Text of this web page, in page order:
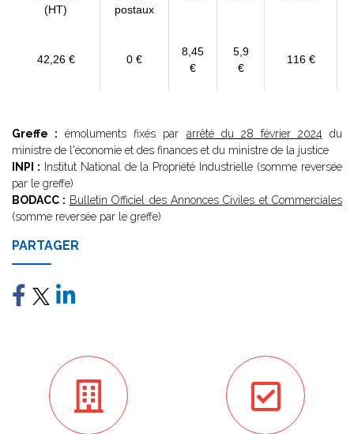
(HT)
postaux
42,26 € 0 €
8,45
€
5,9
€
116 €
Greffe : émoluments fixés par arrêté du 28 février 2024 du
ministre de l'économie et des finances et du ministre de la justice
INPI : Institut National de la Propriété Industrielle (somme reversée
par le greffe)
BODACC : Bulletin Officiel des Annonces Civiles et Commerciales
(somme reversée par le greffe)
PARTAGER